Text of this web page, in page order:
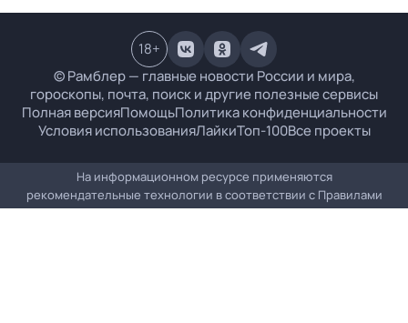
© Рамблер — главные новости России и мира,
гороскопы, почта, поиск и другие полезные сервисы
Полная версияПомощьПолитика конфиденциальности
Условия использованияЛайкиТоп-100Все проекты
18+
На информационном ресурсе применяются
рекомендательные технологии в соответствии с Правилами